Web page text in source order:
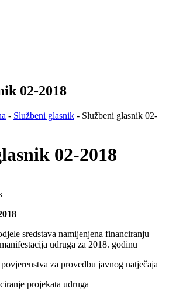
02-2018
- Službeni glasnik - Službeni glasnik 02-
02-2018
sredstava namijenjena financiranju
udruga za 2018. godinu
za provedbu javnog natječaja
projekata udruga